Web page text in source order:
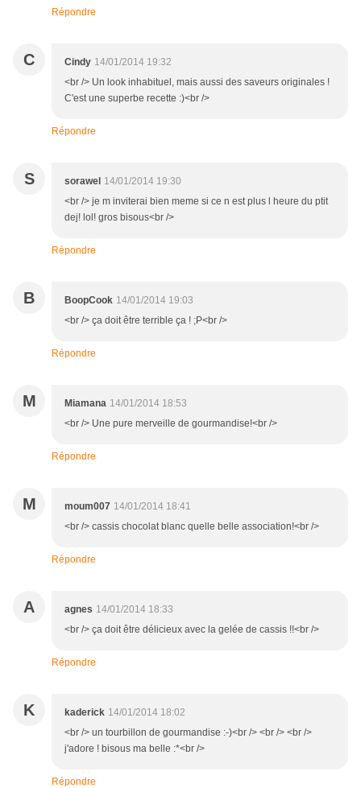
Répondre
C Cindy 14/01/2014 19:32
<br /> Un look inhabituel, mais aussi des saveurs originales !
C'est une superbe recette :)<br />
Répondre
S sorawel 14/01/2014 19:30
<br /> je m inviterai bien meme si ce n est plus l heure du ptit
dej! lol! gros bisous<br />
Répondre
B BoopCook 14/01/2014 19:03
<br /> ça doit être terrible ça ! ;P<br />
Répondre
M Miamana 14/01/2014 18:53
<br /> Une pure merveille de gourmandise!<br />
Répondre
M moum007 14/01/2014 18:41
<br /> cassis chocolat blanc quelle belle association!<br />
Répondre
A agnes 14/01/2014 18:33
<br /> ça doit être délicieux avec la gelée de cassis !!<br />
Répondre
K kaderick 14/01/2014 18:02
<br /> un tourbillon de gourmandise :-)<br /> <br /> <br />
j'adore ! bisous ma belle :*<br />
Répondre